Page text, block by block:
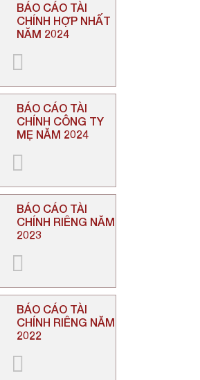
BÁO CÁO TÀI
CHÍNH HỢP NHẤT
NĂM 2024
BÁO CÁO TÀI
CHÍNH CÔNG TY
MẸ NĂM 2024
BÁO CÁO TÀI
CHÍNH RIÊNG NĂM
2023
BÁO CÁO TÀI
CHÍNH RIÊNG NĂM
2022